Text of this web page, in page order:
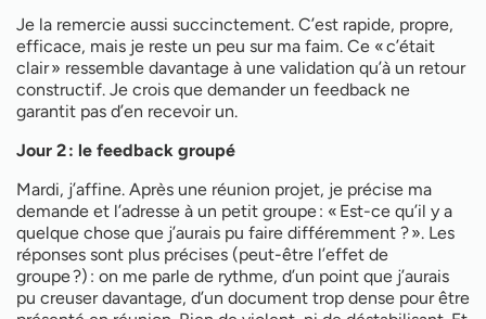
Je la remercie aussi succinctement. C’est rapide, propre,
efficace, mais je reste un peu sur ma faim. Ce « c’était
clair » ressemble davantage à une validation qu’à un retour
constructif. Je crois que demander un feedback ne
garantit pas d’en recevoir un.
Jour 2 : le feedback groupé
Mardi, j’affine. Après une réunion projet, je précise ma
demande et l’adresse à un petit groupe : « Est-ce qu’il y a
quelque chose que j’aurais pu faire différemment ? ». Les
réponses sont plus précises (peut-être l’effet de
groupe ?) : on me parle de rythme, d’un point que j’aurais
pu creuser davantage, d’un document trop dense pour être